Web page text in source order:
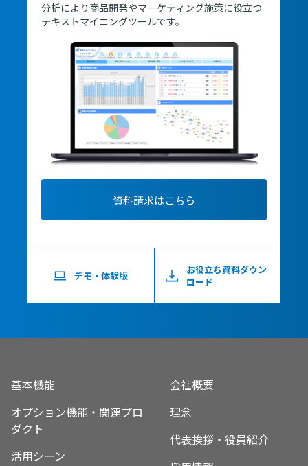
分析により商品開発やマーケティング施策に役立つ
テキストマイニングツールです。
資料請求はこちら
デモ・体験版
お役立ち資料ダウン
ロード
基本機能
オプション機能・関連プロ
ダクト
活用シーン
会社概要
理念
代表挨拶・役員紹介